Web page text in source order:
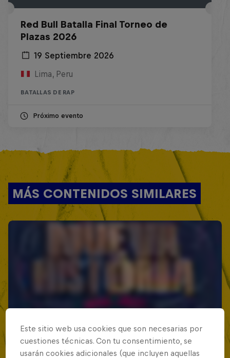
Red Bull Batalla Final Torneo de
Plazas 2026
19 Septiembre 2026
Lima, Peru
BATALLAS DE RAP
Próximo evento
MÁS CONTENIDOS SIMILARES
Este sitio web usa cookies que son necesarias por
cuestiones técnicas. Con tu consentimiento, se
usarán cookies adicionales (que incluyen aquellas